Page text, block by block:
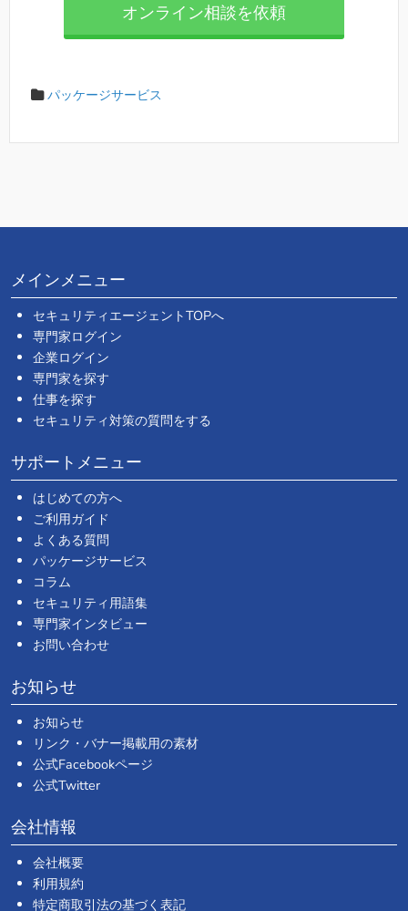
オンライン相談を依頼
パッケージサービス
メインメニュー
セキュリティエージェントTOPへ
専門家ログイン
企業ログイン
専門家を探す
仕事を探す
セキュリティ対策の質問をする
サポートメニュー
はじめての方へ
ご利用ガイド
よくある質問
パッケージサービス
コラム
セキュリティ用語集
専門家インタビュー
お問い合わせ
お知らせ
お知らせ
リンク・バナー掲載用の素材
公式Facebookページ
公式Twitter
会社情報
会社概要
利用規約
特定商取引法の基づく表記